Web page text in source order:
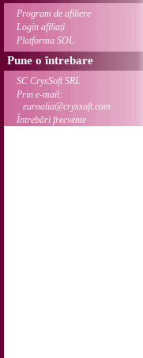
Program de afiliere
Login afiliați
Platforma SOL
Pune o întrebare
SC CrysSoft SRL
Prin e-mail:
euroalia@cryssoft.com
Întrebări frecvente